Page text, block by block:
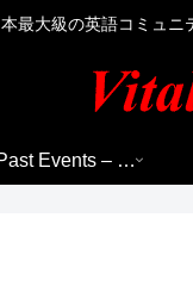
本最大級の英語コミュ
Past Events – 過去のイベント